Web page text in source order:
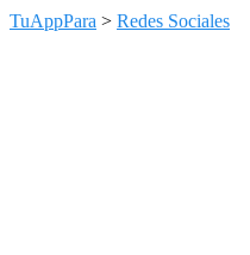
TuAppPara > Redes Sociales